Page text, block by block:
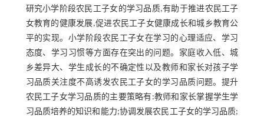
研究小学阶段农民工子女的学习品质,有助于推进农民工子
女教育的健康发展,促进农民工子女健康成长和城乡教育公
平的实现。小学阶段农民工子女在学习的心理适应、学习
态度、学习习惯等方面存在突出的问题。家庭收入低、城
乡差异大、学生成长的不确定性以及教师和家长对孩子学
习品质关注度不高诱发农民工子女的学习品质问题。提升
农民工子女学习品质的主要策略有:教师和家长掌握学生学
习品质培养的知识和能力;协调发展农民工子女的学习品质;